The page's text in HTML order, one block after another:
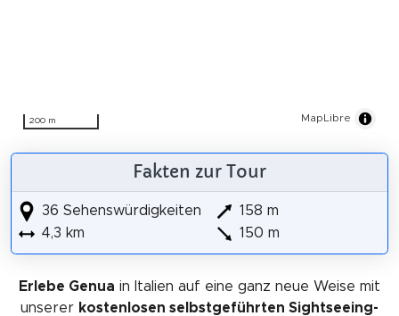
200 m MapLibre
Fakten zur Tour
36 Sehenswürdigkeiten
4,3 km
158 m
150 m
Erlebe Genua in Italien auf eine ganz neue Weise mit
unserer kostenlosen selbstgeführten Sightseeing-